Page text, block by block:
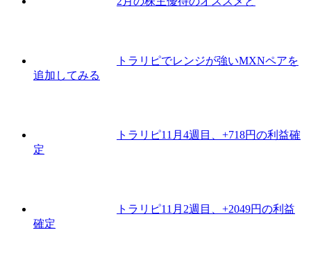
トラリピでレンジが強いMXNペアを
追加してみる
トラリピ11月4週目、+718円の利益確
定
トラリピ11月2週目、+2049円の利益
確定